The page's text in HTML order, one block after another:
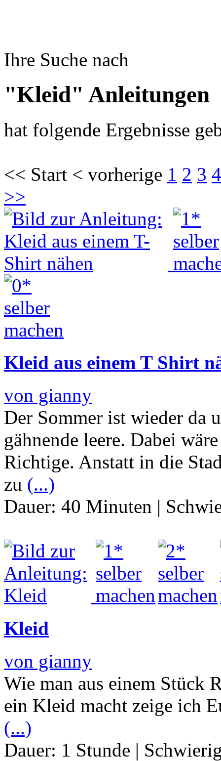
Ihre Suche nach
"Kleid" Anleitungen
hat folgende Ergebnisse
<< Start < vorherige 1 2 3 4
>>
Kleid aus einem T Shirt
von gianny
Der Sommer ist wieder da
gähnende leere. Dabei
Richtige. Anstatt in die
zu (...)
Dauer: 40 Minuten |
Kleid
von gianny
Wie man aus einem Stück
ein Kleid macht zeige ich
(...)
Dauer: 1 Stunde |